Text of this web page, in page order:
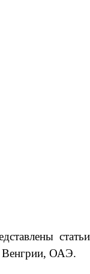
статьи
Венгрии, ОАЭ.